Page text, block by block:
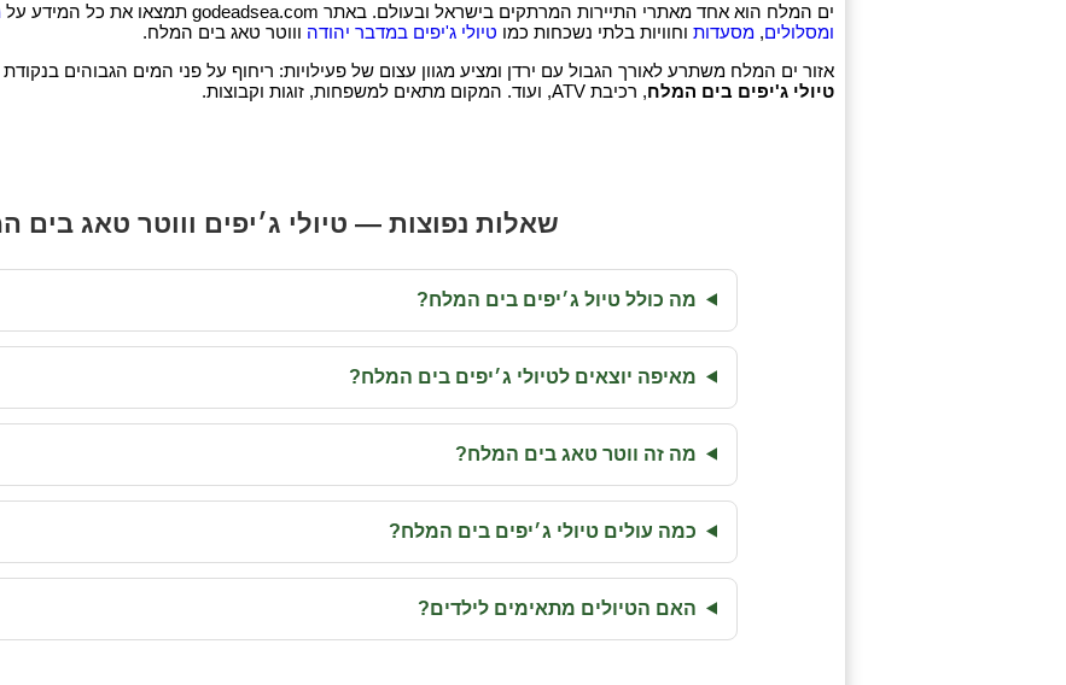
ים המלח הוא אחד מאתרי התיירות המרתקים בישראל ובעולם. באתר godeadsea.com תמצאו את כל המידע על
ומסלולים, מסעדות וחוויות בלתי נשכחות כמו טיולי ג'יפים במדבר יהודה וווטר טאג בים המלח.
אזור ים המלח משתרע לאורך הגבול עם ירדן ומציע מגוון עצום של פעילויות: ריחוף על פני המים הגבוהים
טיולי ג'יפים בים המלח, רכיבת ATV, ועוד. המקום מתאים למשפחות, זוגות וקבוצות.
שאלות נפוצות — טיולי ג׳יפים וווטר טאג בים
מה כולל טיול ג׳יפים בים המלח?
מאיפה יוצאים לטיולי ג׳יפים בים המלח?
מה זה ווטר טאג בים המלח?
כמה עולים טיולי ג׳יפים בים המלח?
האם הטיולים מתאימים לילדים?